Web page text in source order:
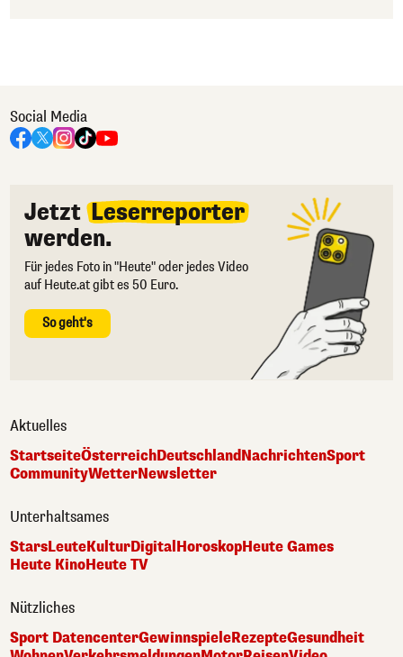
Social Media
Jetzt Leserreporter
werden.
Für jedes Foto in "Heute" oder jedes Video
auf Heute.at gibt es 50 Euro.
So geht's
Aktuelles
StartseiteÖsterreichDeutschlandNachrichtenSport
CommunityWetterNewsletter
Unterhaltsames
StarsLeuteKulturDigital HoroskopHeute Games
Heute KinoHeute TV
Nützliches
Sport DatencenterGewinnspieleRezepteGesundheit